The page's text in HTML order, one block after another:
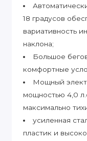
18 градусов
вариативность
наклона;
Большое
комфортные
Мощный
мощностью 4,0
максимально
усиленная
пластик и